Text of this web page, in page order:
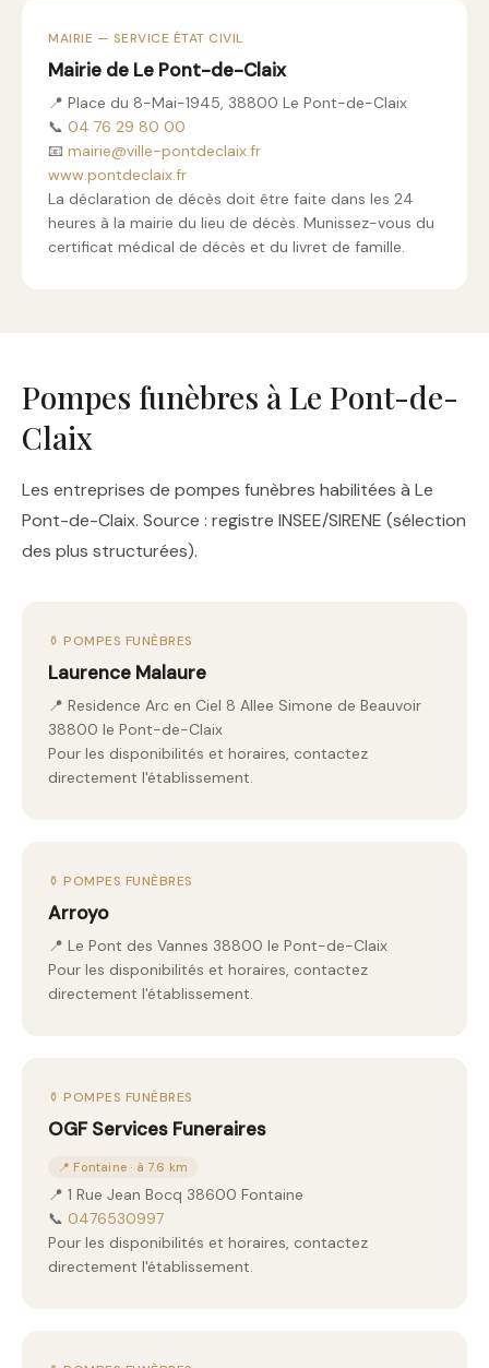
MAIRIE — SERVICE ÉTAT CIVIL
Mairie de Le Pont-de-Claix
📍 Place du 8-Mai-1945, 38800 Le Pont-de-Claix
📞 04 76 29 80 00
📧 mairie@ville-pontdeclaix.fr
www.pontdeclaix.fr
La déclaration de décès doit être faite dans les 24
heures à la mairie du lieu de décès. Munissez-vous du
certificat médical de décès et du livret de famille.
Pompes funèbres à Le Pont-de-
Claix
Les entreprises de pompes funèbres habilitées à Le
Pont-de-Claix. Source : registre INSEE/SIRENE (sélection
des plus structurées).
⚱️ POMPES FUNÈBRES
Laurence Malaure
📍 Residence Arc en Ciel 8 Allee Simone de Beauvoir
38800 le Pont-de-Claix
Pour les disponibilités et horaires, contactez
directement l'établissement.
⚱️ POMPES FUNÈBRES
Arroyo
📍 Le Pont des Vannes 38800 le Pont-de-Claix
Pour les disponibilités et horaires, contactez
directement l'établissement.
⚱️ POMPES FUNÈBRES
OGF Services Funeraires
📍 Fontaine · à 7.6 km
📍 1 Rue Jean Bocq 38600 Fontaine
📞 0476530997
Pour les disponibilités et horaires, contactez
directement l'établissement.